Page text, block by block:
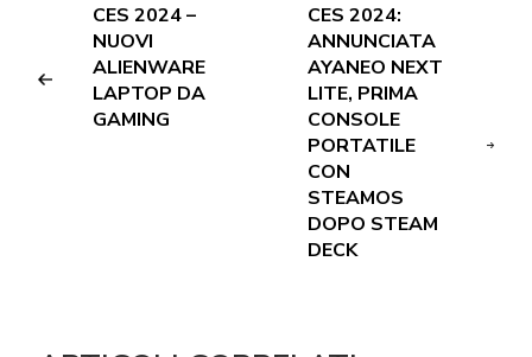
CES 2024 –
NUOVI
ALIENWARE
LAPTOP DA
GAMING
CES 2024:
ANNUNCIATA
AYANEO NEXT
LITE, PRIMA
CONSOLE
PORTATILE
CON
STEAMOS
DOPO STEAM
DECK